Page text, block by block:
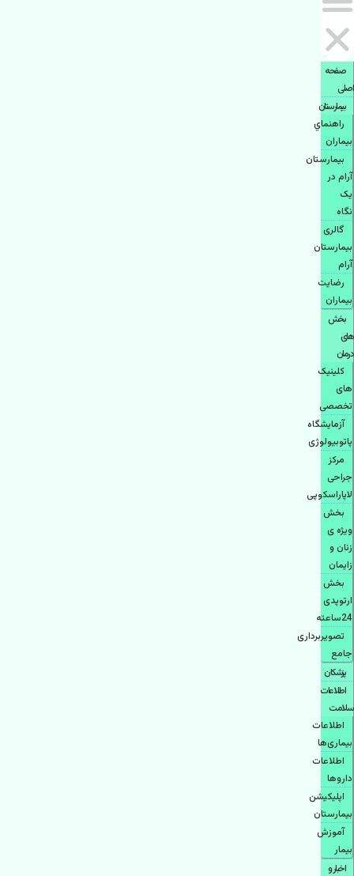
صفحه
اصلی
بيمارستان
راهنماي
بیماران
بیمارستان
آرام در
یک
نگاه
گالری
بیمارستان
آرام
رضایت
بیماران
بخش
های
درمان
کلینیک
های
تخصصی
آزمایشگاه
پاتوبیولوژی
مرکز
جراحی
لاپاراسکوپی
بخش
ویژه ی
زنان و
زایمان
بخش
ارتوپدی
24ساعته
تصویربرداری
جامع
پزشكان
اطلاعات
سلامت
اطلاعات
بیماری‌ها
اطلاعات
دارو‌ها
اپليكيشن
بيمارستان
آموزش
بیمار
اخبار و